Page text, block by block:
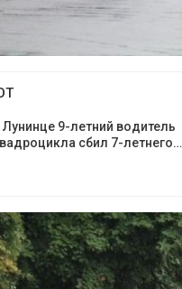
Лунинце 9-летний водитель
сбил 7-летнего…